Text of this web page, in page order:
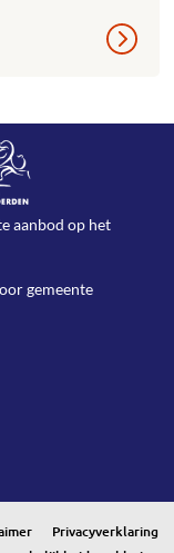
aanbod op het
gemeente
Privacyverklaring